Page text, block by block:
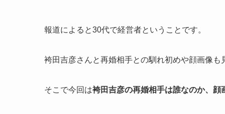
報道によると30代で経営者ということです。
袴田吉彦さんと再婚相手との馴れ初めや顔画像も
そこで今回は袴田吉彦の再婚相手は誰なのか、顔